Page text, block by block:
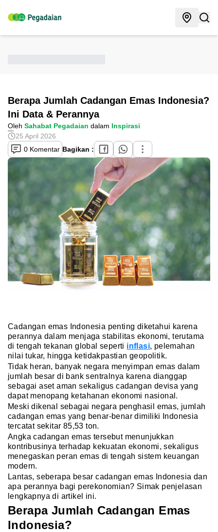
Berapa Jumlah Cadangan Emas Indonesia?
Ini Data & Perannya
Oleh Sahabat Pegadaian dalam Inspirasi
25 April 2026
0 Komentar Bagikan :
Cadangan emas Indonesia penting diketahui karena
perannya dalam menjaga stabilitas ekonomi, terutama
di tengah tekanan global seperti inflasi, pelemahan
nilai tukar, hingga ketidakpastian geopolitik.
Tidak heran, banyak negara menyimpan emas dalam
jumlah besar di bank sentralnya karena dianggap
sebagai aset aman sekaligus cadangan devisa yang
dapat menopang ketahanan ekonomi nasional.
Meski dikenal sebagai negara penghasil emas, jumlah
cadangan emas yang benar-benar dimiliki Indonesia
tercatat sekitar 85,53 ton.
Angka cadangan emas tersebut menunjukkan
kontribusinya terhadap kekuatan ekonomi, sekaligus
menegaskan peran emas di tengah sistem keuangan
modern.
Lantas, seberapa besar cadangan emas Indonesia dan
apa perannya bagi perekonomian? Simak penjelasan
lengkapnya di artikel ini.
Berapa Jumlah Cadangan Emas
Indonesia?